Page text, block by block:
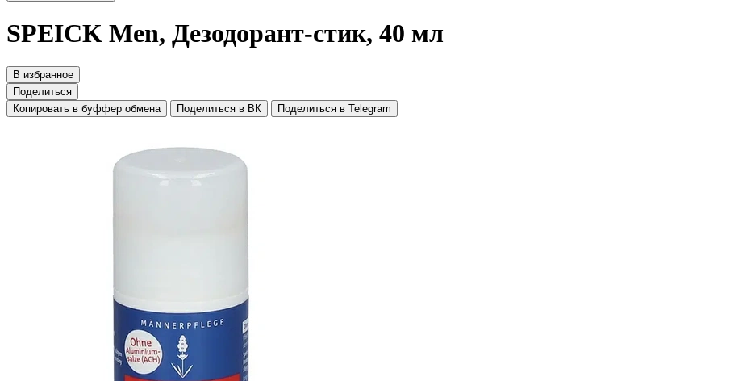
SPEICK Men, Дезодорант-стик, 40 мл
В избранное
Поделиться
Копировать в буффер обмена
Поделиться в ВК Поделиться в Telegram